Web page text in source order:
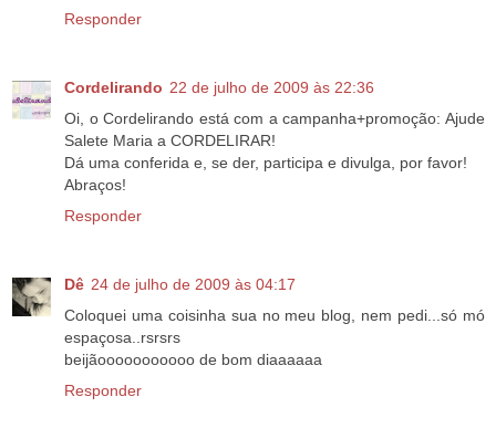
Responder
Cordelirando 22 de julho de 2009 às 22:36
Oi, o Cordelirando está com a campanha+promoção: Ajude
Salete Maria a CORDELIRAR!
Dá uma conferida e, se der, participa e divulga, por favor!
Abraços!
Responder
Dê 24 de julho de 2009 às 04:17
Coloquei uma coisinha sua no meu blog, nem pedi...só mó
espaçosa..rsrsrs
beijãooooooooooo de bom diaaaaaa
Responder